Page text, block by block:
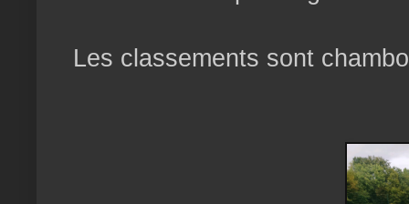
Les classements sont